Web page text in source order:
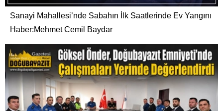
Sanayi Mahallesi’nde Sabahın İlk Saatlerinde Ev Yangını
Haber:Mehmet Cemil Baydar